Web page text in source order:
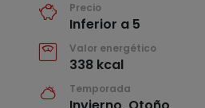
Precio
Inferior a 5
Valor energético
338 kcal
Temporada